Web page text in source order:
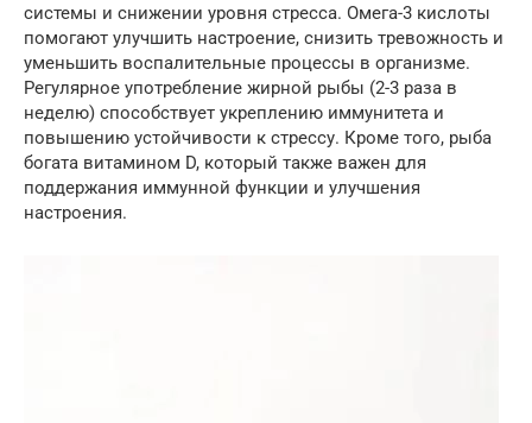
системы и снижении уровня стресса. Омега-3 кислоты
помогают улучшить настроение, снизить тревожность и
уменьшить воспалительные процессы в организме.
Регулярное употребление жирной рыбы (2-3 раза в
неделю) способствует укреплению иммунитета и
повышению устойчивости к стрессу. Кроме того, рыба
богата витамином D, который также важен для
поддержания иммунной функции и улучшения
настроения.